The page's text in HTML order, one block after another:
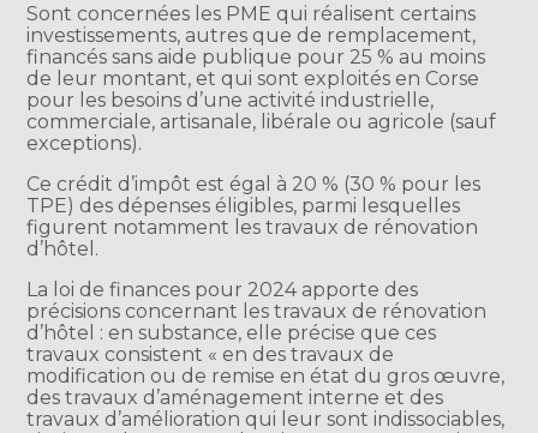
Sont concernées les PME qui réalisent certains
investissements, autres que de remplacement,
financés sans aide publique pour 25 % au moins
de leur montant, et qui sont exploités en Corse
pour les besoins d’une activité industrielle,
commerciale, artisanale, libérale ou agricole (sauf
exceptions).
Ce crédit d’impôt est égal à 20 % (30 % pour les
TPE) des dépenses éligibles, parmi lesquelles
figurent notamment les travaux de rénovation
d’hôtel.
La loi de finances pour 2024 apporte des
précisions concernant les travaux de rénovation
d’hôtel : en substance, elle précise que ces
travaux consistent « en des travaux de
modification ou de remise en état du gros œuvre,
des travaux d’aménagement interne et des
travaux d’amélioration qui leur sont indissociables,